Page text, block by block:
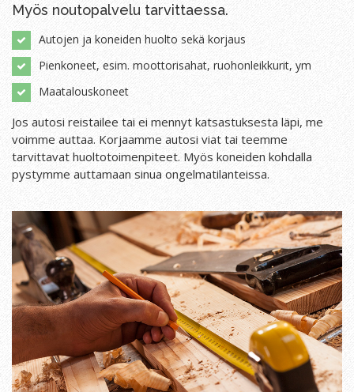
Myös noutopalvelu tarvittaessa.
Autojen ja koneiden huolto sekä korjaus
Pienkoneet, esim. moottorisahat, ruohonleikkurit, ym
Maatalouskoneet
Jos autosi reistailee tai ei mennyt katsastuksesta läpi, me
voimme auttaa. Korjaamme autosi viat tai teemme
tarvittavat huoltotoimenpiteet. Myös koneiden kohdalla
pystymme auttamaan sinua ongelmatilanteissa.